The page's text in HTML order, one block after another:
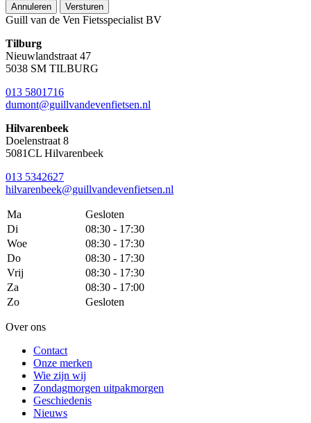
Annuleren Versturen
Guill van de Ven Fietsspecialist BV
Tilburg
Nieuwlandstraat 47
5038 SM TILBURG
013 5801716
dumont@guillvandevenfietsen.nl
Hilvarenbeek
Doelenstraat 8
5081CL Hilvarenbeek
013 5342627
hilvarenbeek@guillvandevenfietsen.nl
Ma
Gesloten
Di
08:30 - 17:30
Woe
08:30 - 17:30
Do
08:30 - 17:30
Vrij
08:30 - 17:30
Za
08:30 - 17:00
Zo
Gesloten
Over ons
Contact
Onze merken
Wie zijn wij
Zondagmorgen uitpakmorgen
Geschiedenis
Nieuws